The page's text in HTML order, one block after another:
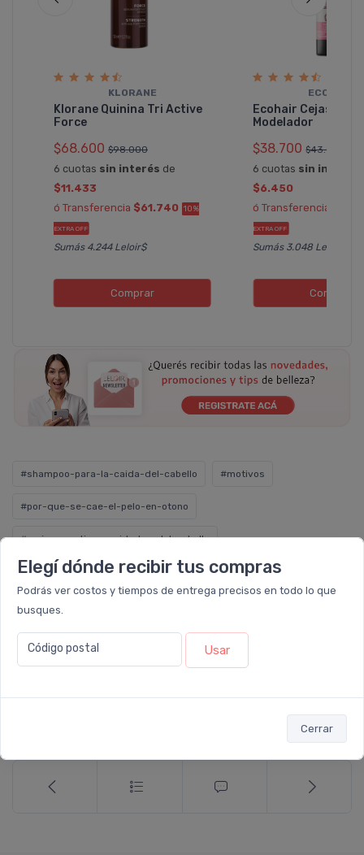
Elegí dónde recibir tus compras
Podrás ver costos y tiempos de entrega precisos en todo lo que
busques.
Código postal Usar
Cerrar
KLORANE
Klorane Quinina Tri Active
Force
$68.600 $98.000
6 cuotas sin interés de
$11.433
ó Transferencia $61.740 10%
EXTRA OFF
Sumás 4.244 Leloir$
Comprar
ECOHAIR
Ecohair Cejas Gel
Modelador
$38.700 $43.000
6 cuotas sin interés
$6.450
ó Transferencia
EXTRA OFF
Sumás 3.048 Leloir$
Comprar
#shampoo-para-la-caida-del-cabello #motivos
#por-que-se-cae-el-pelo-en-otono
#mejores-rutinas-cuidados-del-cabello
#productos-naturales #pelo-fuerte
#consejos-cuidado-capilar #alopecia
#anticaida-de-pelo #tips